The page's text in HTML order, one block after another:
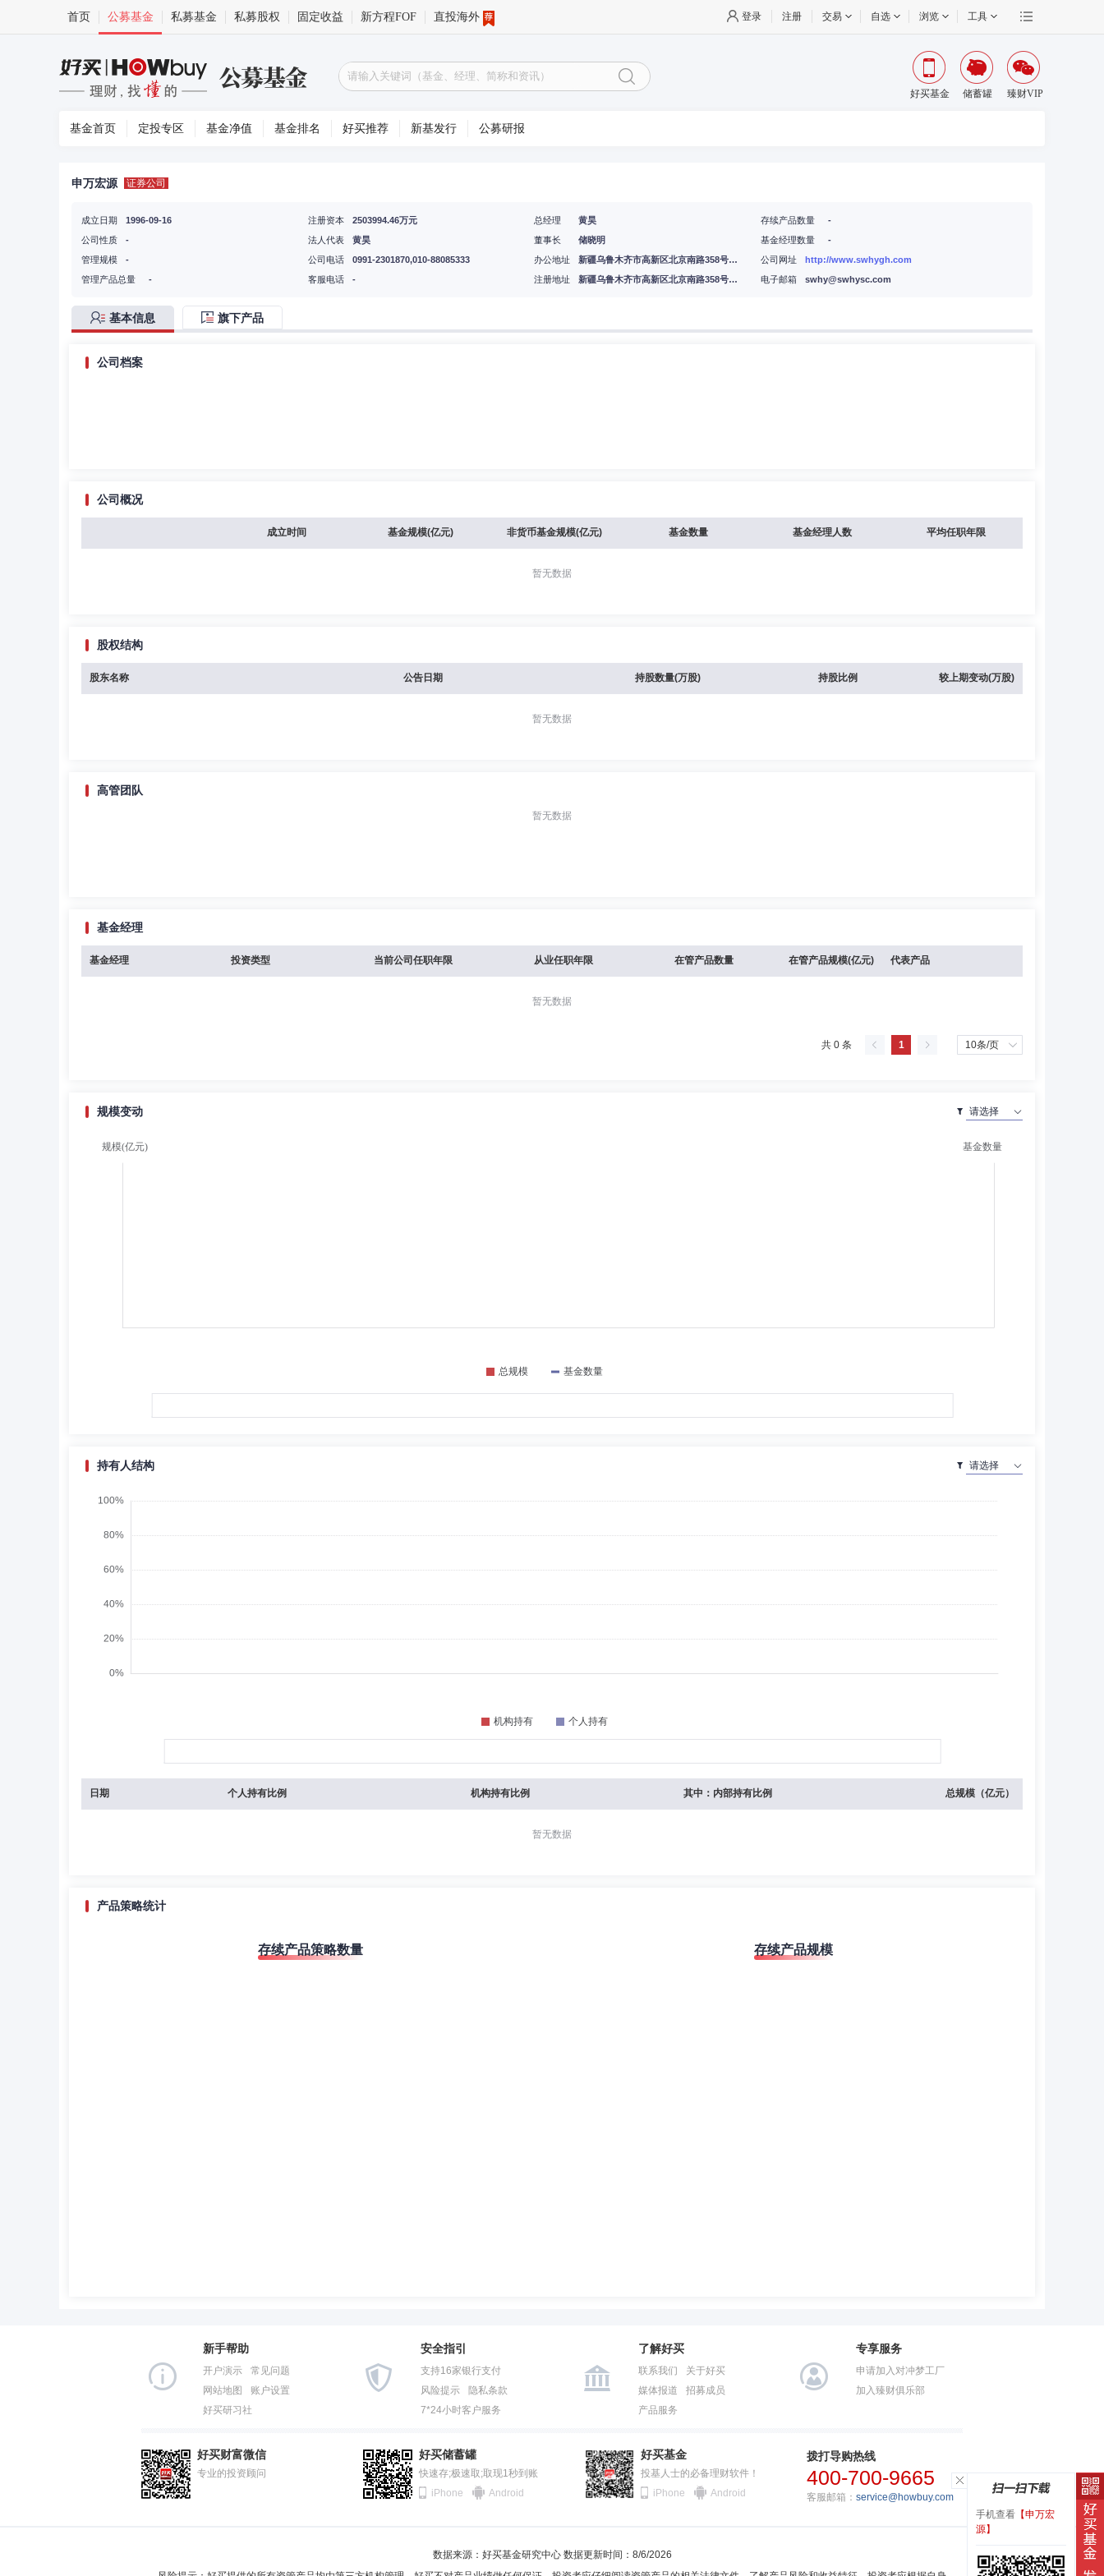
首页 公募基金 私募基金 私募股权 固定收益 新方程FOF 直投海外 登录 注册 交易 自选 浏览 工具
好买基金 储蓄罐 臻财VIP
基金首页 定投专区 基金净值 基金排名 好买推荐 新基发行 公募研报
申万宏源 证券公司
成立日期
1996-09-16
公司性质
-
注册资本
2503994.46万元
法人代表
黄昊
总经理
黄昊
董事长
储晓明
存续产品数量
-
基金经理数量
-
管理规模
-
管理产品总量
-
公司电话
0991-2301870,010-88085333
客服电话
-
办公地址
新疆乌鲁木齐市高新区北京南路358号大成国际大厦20楼2001室,北京市西城区太平桥大街19号,香港湾仔皇后大道东248号大新金融中心40楼
注册地址
新疆乌鲁木齐市高新区北京南路358号大成国际大厦20楼2001室
公司网址
http://www.swhygh.com
电子邮箱
swhy@swhysc.com
基本信息 旗下产品
公司档案
公司概况
成立时间 基金规模(亿元) 非货币基金规模(亿元) 基金数量 基金经理人数 平均任职年限
暂无数据
股权结构
股东名称 公告日期 持股数量(万股) 持股比例 较上期变动(万股)
暂无数据
高管团队
暂无数据
基金经理
基金经理 投资类型 当前公司任职年限 从业任职年限 在管产品数量 在管产品规模(亿元) 代表产品
暂无数据
共 0 条 1
规模变动
持有人结构
日期 个人持有比例 机构持有比例 其中：内部持有比例 总规模（亿元）
暂无数据
产品策略统计
存续产品策略数量 存续产品规模
手机查看 【申万宏
源】
新手帮助
开户演示
常见问题
网站地图
账户设置
好买研习社
安全指引
支持16家银行支付
风险提示
隐私条款
7*24小时客户服务
了解好买
联系我们
关于好买
媒体报道
招募成员
产品服务
专享服务
申请加入对冲梦工厂
加入臻财俱乐部
好买财富微信
专业的投资顾问
好买储蓄罐
快速存;极速取;取现1秒到账
iPhone
Android
好买基金
投基人士的必备理财软件！
iPhone
Android
拨打导购热线
400-700-9665
客服邮箱： service@howbuy.com
数据来源：好买基金研究中心 数据更新时间：8/6/2026